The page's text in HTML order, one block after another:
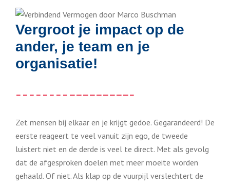
Vergroot je impact op de
ander, je team en je
organisatie!
– – – – – – – – —————————–
Zet mensen bij elkaar en je krijgt gedoe. Gegarandeerd! De
eerste reageert te veel vanuit zijn ego, de tweede
luistert niet en de derde is veel te direct. Met als gevolg
dat de afgesproken doelen met meer moeite worden
gehaald. Of niet. Als klap op de vuurpijl verslechtert de